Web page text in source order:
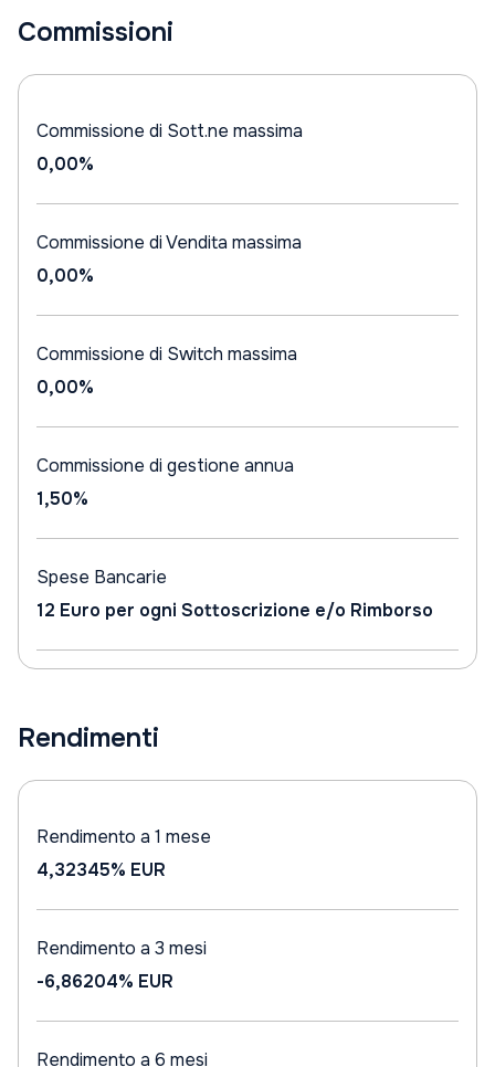
Commissioni
Commissione di Sott.ne massima
0,00%
Commissione di Vendita massima
0,00%
Commissione di Switch massima
0,00%
Commissione di gestione annua
1,50%
Spese Bancarie
12 Euro per ogni Sottoscrizione e/o Rimborso
Rendimenti
Rendimento a 1 mese
4,32345% EUR
Rendimento a 3 mesi
-6,86204% EUR
Rendimento a 6 mesi